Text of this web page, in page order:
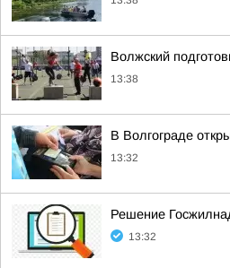
Волжский
13:38
В Волгограде
13:32
Решение
13:32